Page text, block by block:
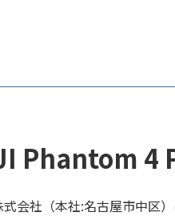
Phantom 4
式会社（本社:名古屋市中区